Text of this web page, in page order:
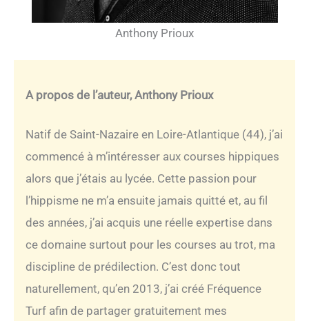
Anthony Prioux
A propos de l’auteur, Anthony Prioux
Natif de Saint-Nazaire en Loire-Atlantique (44), j’ai
commencé à m’intéresser aux courses hippiques
alors que j’étais au lycée. Cette passion pour
l’hippisme ne m’a ensuite jamais quitté et, au fil
des années, j’ai acquis une réelle expertise dans
ce domaine surtout pour les courses au trot, ma
discipline de prédilection. C’est donc tout
naturellement, qu’en 2013, j’ai créé Fréquence
Turf afin de partager gratuitement mes